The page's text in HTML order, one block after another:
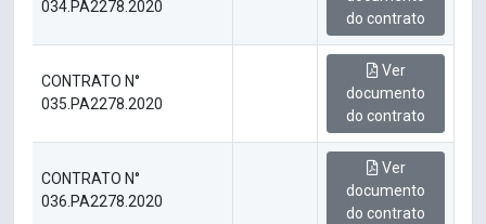
034.PA2278.2020
do contrato
CONTRATO N°
035.PA2278.2020
Ver
documento
do contrato
CONTRATO N°
036.PA2278.2020
Ver
documento
do contrato